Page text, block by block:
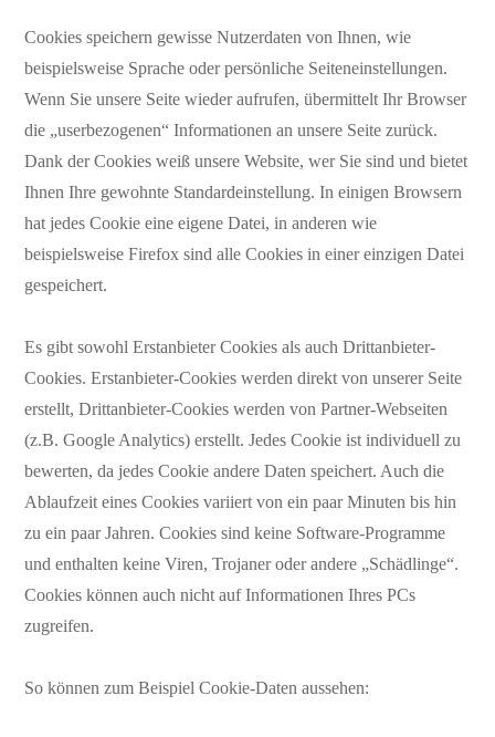
Cookies speichern gewisse Nutzerdaten von Ihnen, wie
beispielsweise Sprache oder persönliche Seiteneinstellungen.
Wenn Sie unsere Seite wieder aufrufen, übermittelt Ihr Browser
die „userbezogenen“ Informationen an unsere Seite zurück.
Dank der Cookies weiß unsere Website, wer Sie sind und bietet
Ihnen Ihre gewohnte Standardeinstellung. In einigen Browsern
hat jedes Cookie eine eigene Datei, in anderen wie
beispielsweise Firefox sind alle Cookies in einer einzigen Datei
gespeichert.
Es gibt sowohl Erstanbieter Cookies als auch Drittanbieter-
Cookies. Erstanbieter-Cookies werden direkt von unserer Seite
erstellt, Drittanbieter-Cookies werden von Partner-Webseiten
(z.B. Google Analytics) erstellt. Jedes Cookie ist individuell zu
bewerten, da jedes Cookie andere Daten speichert. Auch die
Ablaufzeit eines Cookies variiert von ein paar Minuten bis hin
zu ein paar Jahren. Cookies sind keine Software-Programme
und enthalten keine Viren, Trojaner oder andere „Schädlinge“.
Cookies können auch nicht auf Informationen Ihres PCs
zugreifen.
So können zum Beispiel Cookie-Daten aussehen: